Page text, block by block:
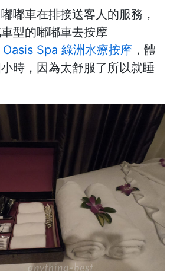
嘟車在排接送客人的服務，
型的嘟嘟車去按摩
Oasis Spa 綠洲水療按摩 ，體
時，因為太舒服了所以就睡